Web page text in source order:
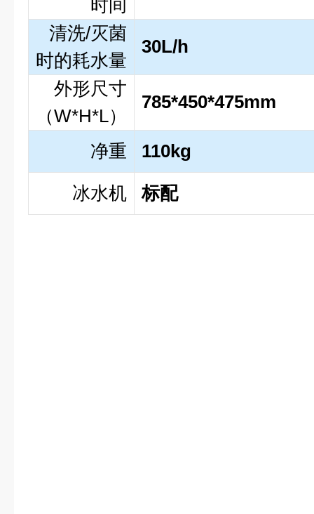
时间
清洗/灭菌
时的耗水量
30L/h
外形尺寸
（W*H*L）
785*450*475mm
净重
110kg
冰水机
标配